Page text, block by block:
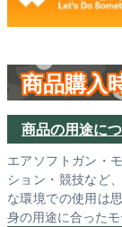
商品購入
商品の用途に
エアソフトガン・
ション・競技など
な環境での使用は
身の用途に合った